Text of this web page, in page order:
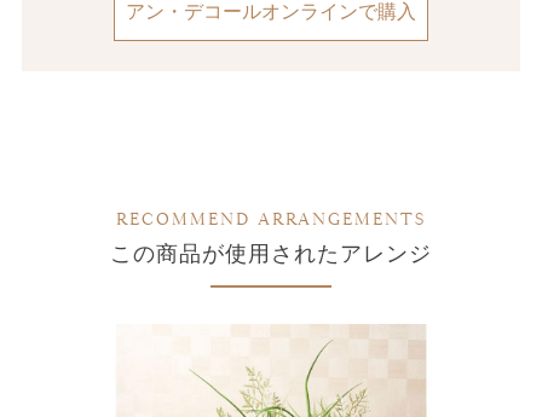
アン・デコールオンラインで購入
RECOMMEND ARRANGEMENTS
この商品が使用されたアレンジ